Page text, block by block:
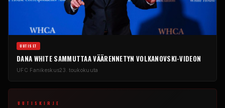
UUTISET
DANA WHITE SAMMUTTAA VÄÄRENNETYN VOLKANOVSKI-VIDEON
UFC Fanikeskus23. toukokuuta
UUTISKIRJE